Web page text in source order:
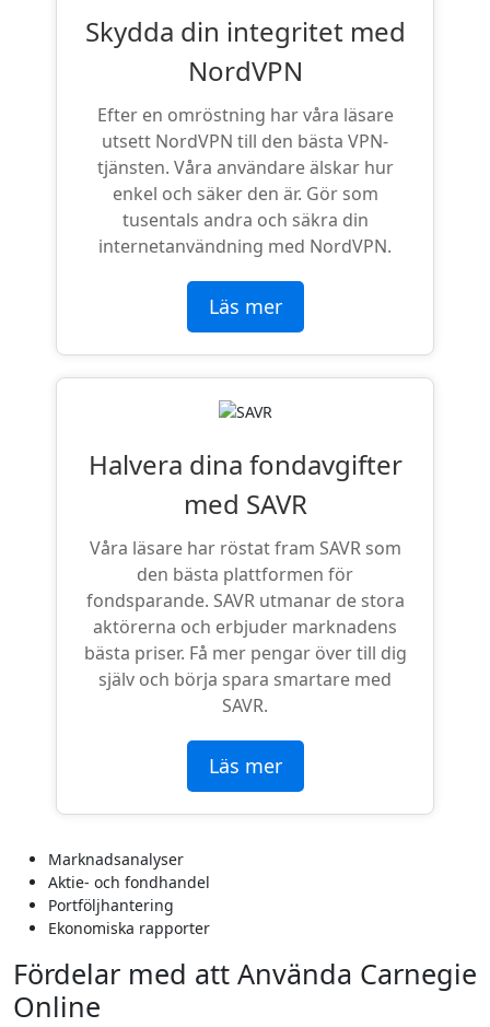
Skydda din integritet med
NordVPN
Efter en omröstning har våra läsare
utsett NordVPN till den bästa VPN-
tjänsten. Våra användare älskar hur
enkel och säker den är. Gör som
tusentals andra och säkra din
internetanvändning med NordVPN.
Läs mer
Halvera dina fondavgifter
med SAVR
Våra läsare har röstat fram SAVR som
den bästa plattformen för
fondsparande. SAVR utmanar de stora
aktörerna och erbjuder marknadens
bästa priser. Få mer pengar över till dig
själv och börja spara smartare med
SAVR.
Läs mer
Marknadsanalyser
Aktie- och fondhandel
Portföljhantering
Ekonomiska rapporter
Fördelar med att Använda Carnegie
Online